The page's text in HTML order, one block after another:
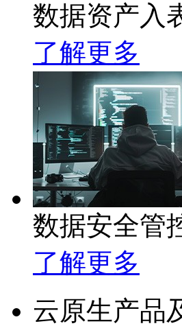
数据资产入
了解更多
数据安全管
了解更多
云原生产品